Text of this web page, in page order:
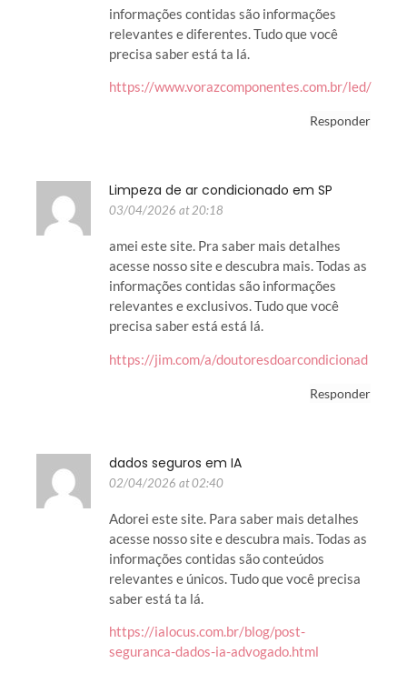
informações contidas são informações
relevantes e diferentes. Tudo que você
precisa saber está ta lá.
https://www.vorazcomponentes.com.br/led/
Responder
Limpeza de ar condicionado em SP
03/04/2026 at 20:18
amei este site. Pra saber mais detalhes
acesse nosso site e descubra mais. Todas as
informações contidas são informações
relevantes e exclusivos. Tudo que você
precisa saber está está lá.
https://jim.com/a/doutoresdoarcondicionad
Responder
dados seguros em IA
02/04/2026 at 02:40
Adorei este site. Para saber mais detalhes
acesse nosso site e descubra mais. Todas as
informações contidas são conteúdos
relevantes e únicos. Tudo que você precisa
saber está ta lá.
https://ialocus.com.br/blog/post-
seguranca-dados-ia-advogado.html